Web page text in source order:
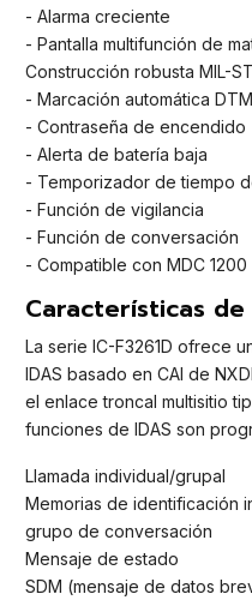
- Alarma creciente
- Pantalla multifunción de
Construcción robusta MIL-
- Marcación automática
- Contraseña de encendido
- Alerta de batería baja
- Temporizador de tiempo
- Función de vigilancia
- Función de conversación
- Compatible con MDC 1200
Características de
La serie IC-F3261D ofrece
IDAS basado en CAI de
el enlace troncal multisitio
funciones de IDAS son
Llamada individual/grupal
Memorias de identificación
grupo de conversación
Mensaje de estado
SDM (mensaje de datos